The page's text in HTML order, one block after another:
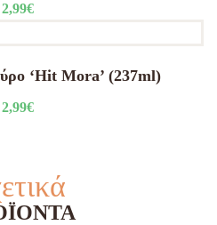
2,99€
‘Hit Mora’ (237ml)
2,99€